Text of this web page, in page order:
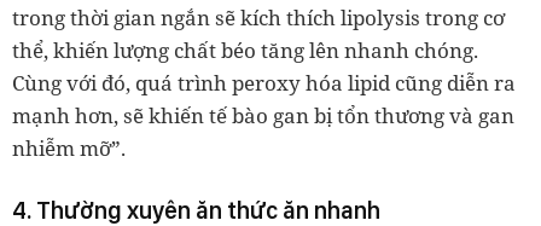
trong thời gian ngắn sẽ kích thích lipolysis trong cơ
thể, khiến lượng chất béo tăng lên nhanh chóng.
Cùng với đó, quá trình peroxy hóa lipid cũng diễn ra
mạnh hơn, sẽ khiến tế bào gan bị tổn thương và gan
nhiễm mỡ”.
4. Thường xuyên ăn thức ăn nhanh